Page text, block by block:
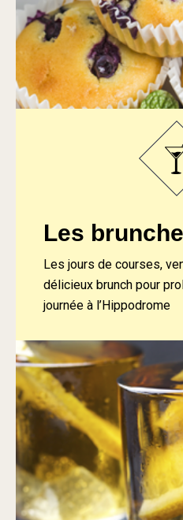
Les
Les jours de courses,
délicieux brunch pour
journée à l’Hippodrome